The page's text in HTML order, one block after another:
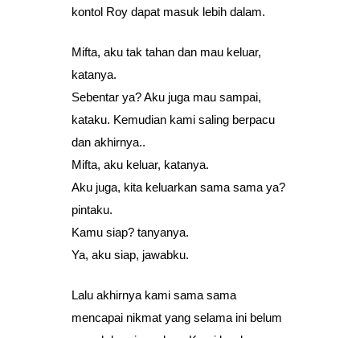
kontol Roy dapat masuk lebih dalam.
Mifta, aku tak tahan dan mau keluar,
katanya.
Sebentar ya? Aku juga mau sampai,
kataku. Kemudian kami saling berpacu
dan akhirnya..
Mifta, aku keluar, katanya.
Aku juga, kita keluarkan sama sama ya?
pintaku.
Kamu siap? tanyanya.
Ya, aku siap, jawabku.
Lalu akhirnya kami sama sama
mencapai nikmat yang selama ini belum